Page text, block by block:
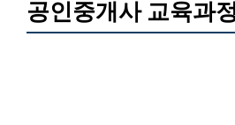
공인중개사 교육과